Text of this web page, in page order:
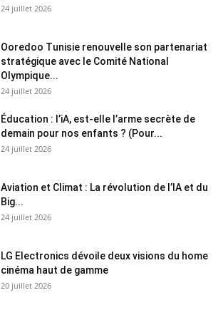
24 juillet 2026
Ooredoo Tunisie renouvelle son partenariat
stratégique avec le Comité National
Olympique...
24 juillet 2026
Éducation : l’iA, est-elle l’arme secrète de
demain pour nos enfants ? (Pour...
24 juillet 2026
Aviation et Climat : La révolution de l’IA et du
Big...
24 juillet 2026
LG Electronics dévoile deux visions du home
cinéma haut de gamme
20 juillet 2026